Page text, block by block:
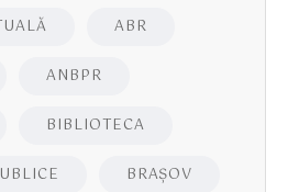
ABR
ANBPR
BIBLIOTECA
BRAŞOV